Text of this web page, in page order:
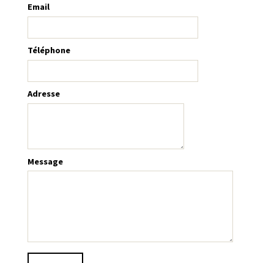
Email
Téléphone
Adresse
Message
V